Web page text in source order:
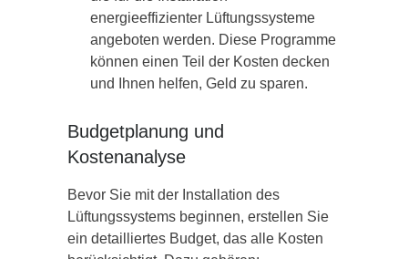
energieeffizienter Lüftungssysteme
angeboten werden. Diese Programme
können einen Teil der Kosten decken
und Ihnen helfen, Geld zu sparen.
Budgetplanung und
Kostenanalyse
Bevor Sie mit der Installation des
Lüftungssystems beginnen, erstellen Sie
ein detailliertes Budget, das alle Kosten